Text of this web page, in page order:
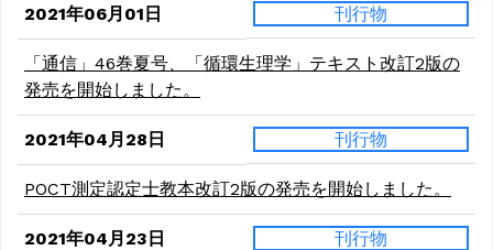
2021年06月01日 刊行物
「通信」46巻夏号、「循環生理学」テキスト改訂2版の
発売を開始しました。
2021年04月28日 刊行物
POCT測定認定士教本改訂2版の発売を開始しました。
2021年04月23日 刊行物